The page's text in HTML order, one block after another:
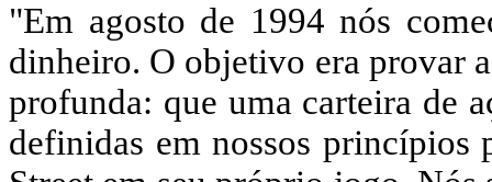
"Em agosto de 1994 nós
dinheiro. O objetivo era provar
profunda: que uma carteira de
definidas em nossos princípios